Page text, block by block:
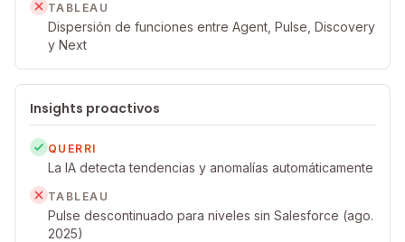
TABLEAU
Dispersión de funciones entre Agent, Pulse, Discovery
y Next
Insights proactivos
QUERRI
La IA detecta tendencias y anomalías automáticamente
TABLEAU
Pulse descontinuado para niveles sin Salesforce (ago.
2025)